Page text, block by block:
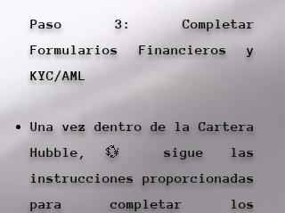
Paso 3: Completar
Formularios Financieros y
KYC/AML
Una vez dentro de la Cartera
Hubble,💱 sigue las
instrucciones proporcionadas
para completar los